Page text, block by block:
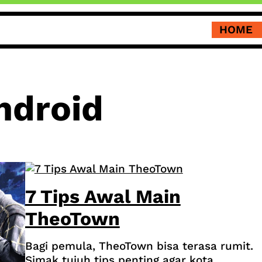
HOME
7 Tips Awal Main
TheoTown
Bagi pemula, TheoTown bisa terasa rumit.